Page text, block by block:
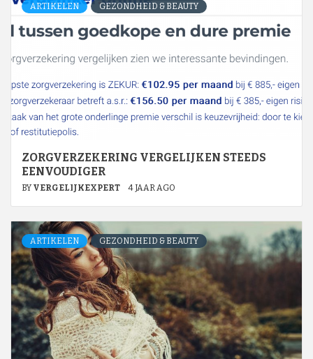
ARTIKELEN GEZONDHEID & BEAUTY
ZORGVERZEKERING VERGELIJKEN STEEDS
EENVOUDIGER
BY VERGELIJKEXPERT 4 JAAR AGO
ARTIKELEN GEZONDHEID & BEAUTY